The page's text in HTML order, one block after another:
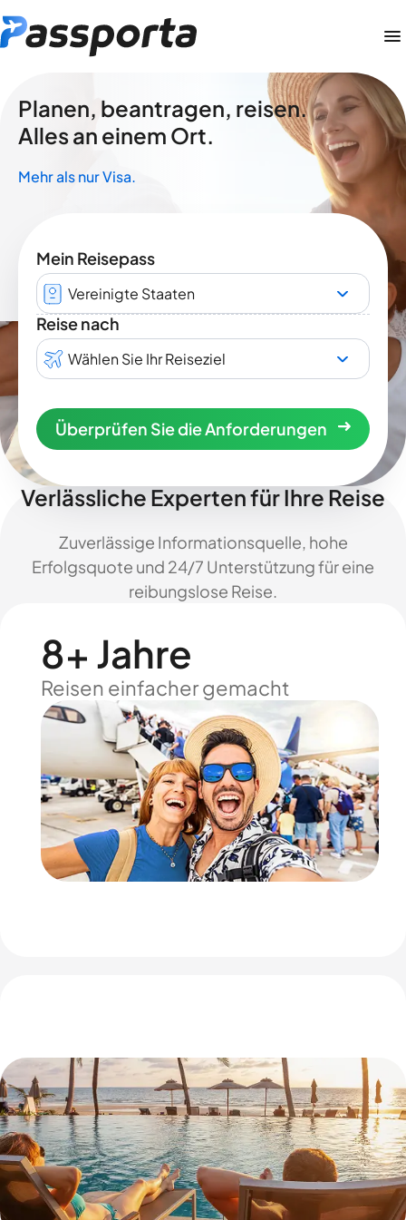
Planen, beantragen, reisen.
Alles an einem Ort.
Mehr als nur Visa.
Mein Reisepass
Vereinigte Staaten
Reise nach
Wählen Sie Ihr Reiseziel
Überprüfen Sie die Anforderungen
Verlässliche Experten für Ihre Reise
Zuverlässige Informationsquelle, hohe
Erfolgsquote und 24/7 Unterstützung für eine
reibungslose Reise.
8+ Jahre
Reisen einfacher gemacht